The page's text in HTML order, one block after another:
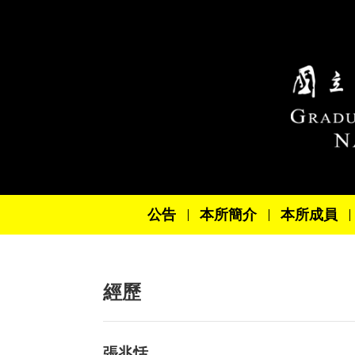
公告 本所簡介 本所成員
經歷